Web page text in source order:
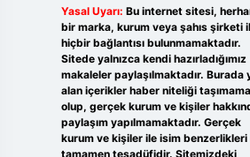
Yasal Uyarı: Bu internet sitesi,
bir marka, kurum veya şahıs şirketi
hiçbir bağlantısı bulunmamaktadır.
Sitede yalnızca kendi hazırladığımız
makaleler paylaşılmaktadır. Burada
alan içerikler haber niteliği
olup, gerçek kurum ve kişiler
paylaşım yapılmamaktadır. Gerçek
kurum ve kişiler ile isim benzerlikleri
tamamen tesadüfidir. Sitemizdeki